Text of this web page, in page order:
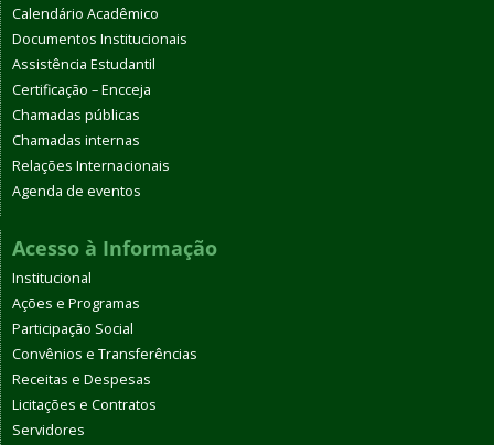
Calendário Acadêmico
Documentos Institucionais
Assistência Estudantil
Certificação – Encceja
Chamadas públicas
Chamadas internas
Relações Internacionais
Agenda de eventos
Acesso à Informação
Institucional
Ações e Programas
Participação Social
Convênios e Transferências
Receitas e Despesas
Licitações e Contratos
Servidores